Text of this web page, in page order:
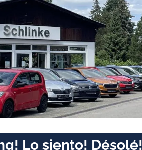
Lo siento! Désolé!